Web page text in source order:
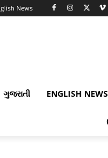
News
ગુજરાતી ENGLISH NEWS